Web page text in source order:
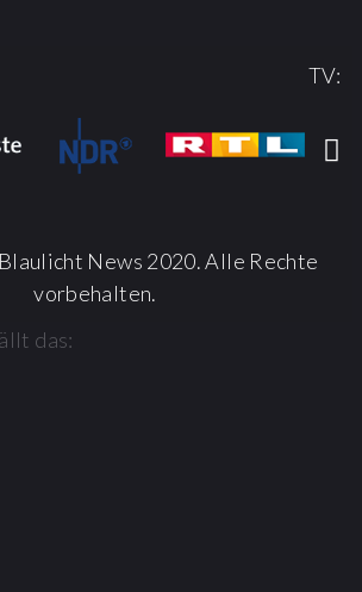
TV:
News 2020. Alle Rechte
vorbehalten.
das: